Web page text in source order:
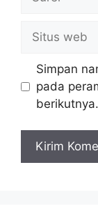
web
Simpan
pada
berikutnya.